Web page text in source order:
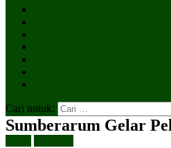
Cari untuk:
Sumberarum Gelar